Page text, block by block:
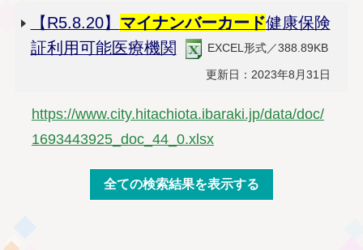
【R5.8.20】 マイナンバーカード健康保険
証利用可能医療機関
EXCEL形式／388.89KB
更新日：2023年8月31日
https://www.city.hitachiota.ibaraki.jp/data/doc/
1693443925_doc_44_0.xlsx